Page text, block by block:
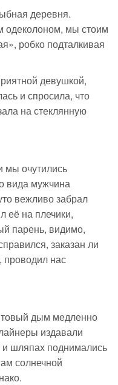
деревня.
мы стоим
робко подталкивая
девушкой,
и спросила, что
на стеклянную
мы очутились
вида мужчина
вежливо забрал
её на плечики,
парень, видимо,
заказан ли
проводил нас
дым медленно
издавали
шляпах поднимались
солнечной